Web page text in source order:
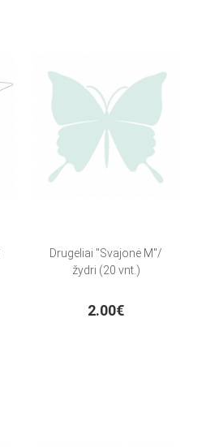
Drugeliai "Svajonė M"/
žydri (20 vnt.)
2.00€